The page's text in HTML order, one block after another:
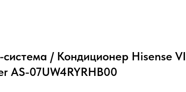
система / Кондиционер Hisense
AS-07UW4RYRHB00